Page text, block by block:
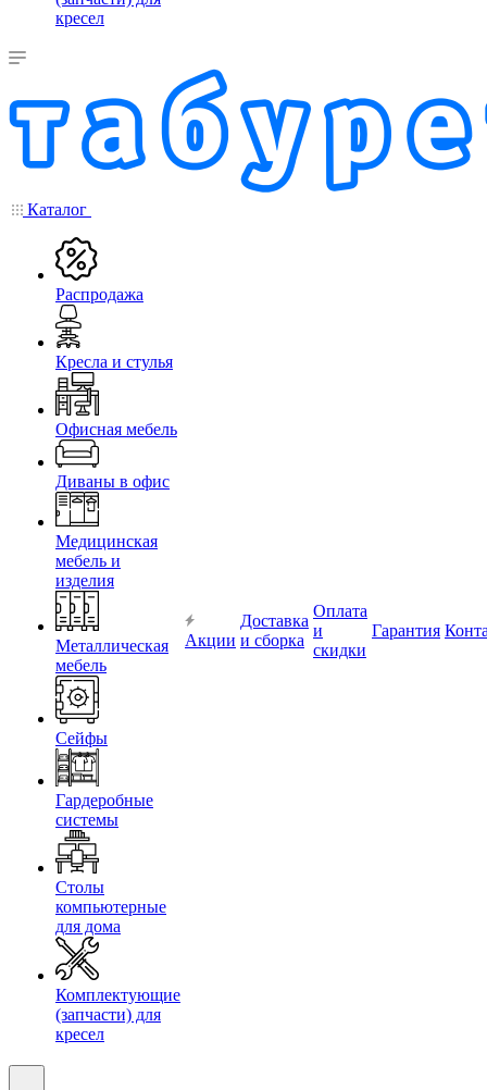
кресел
Каталог
Распродажа
Кресла и стулья
Офисная мебель
Диваны в офис
Медицинская
мебель и
изделия
Металлическая
мебель
Сейфы
Гардеробные
системы
Столы
компьютерные
для дома
Комплектующие
(запчасти) для
кресел
Акции
Доставка
и сборка
Оплата
и
скидки
Гарантия